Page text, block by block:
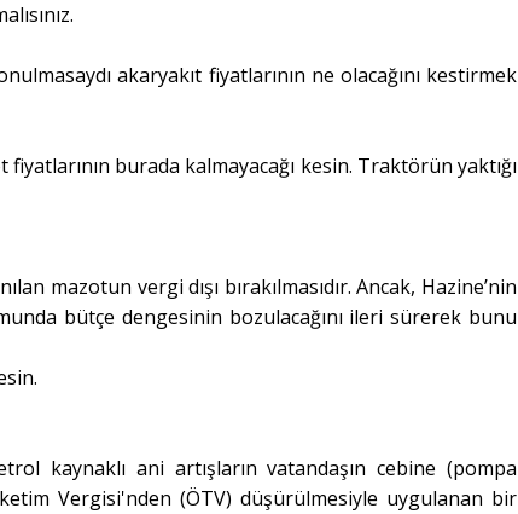
akaryakıt fiyatlarının ne olacağını kestirmek
burada kalmayacağı kesin. Traktörün yaktığı
mazotun vergi dışı bırakılmasıdır. Ancak, Hazine’nin
bütçe dengesinin bozulacağını ileri sürerek bunu
kaynaklı ani artışların vatandaşın cebine (pompa
Vergisi'nden (ÖTV) düşürülmesiyle uygulanan bir